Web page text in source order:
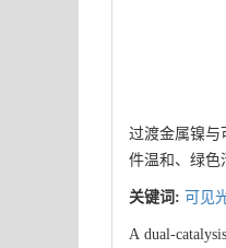
过渡金属镍与
件温和、绿色
关键词: 可见
A dual-